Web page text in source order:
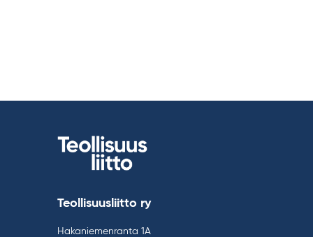
Teollisuusliitto ry
Hakaniemenranta 1A